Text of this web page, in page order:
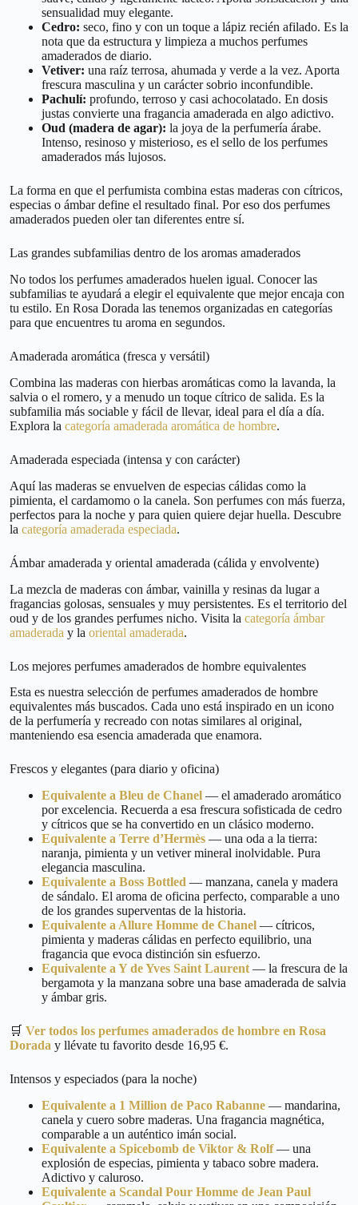
sensualidad muy elegante.
Cedro: seco, fino y con un toque a lápiz recién afilado. Es la
nota que da estructura y limpieza a muchos perfumes
amaderados de diario.
Vetiver: una raíz terrosa, ahumada y verde a la vez. Aporta
frescura masculina y un carácter sobrio inconfundible.
Pachulí: profundo, terroso y casi achocolatado. En dosis
justas convierte una fragancia amaderada en algo adictivo.
Oud (madera de agar): la joya de la perfumería árabe.
Intenso, resinoso y misterioso, es el sello de los perfumes
amaderados más lujosos.
La forma en que el perfumista combina estas maderas con cítricos,
especias o ámbar define el resultado final. Por eso dos perfumes
amaderados pueden oler tan diferentes entre sí.
Las grandes subfamilias dentro de los aromas amaderados
No todos los perfumes amaderados huelen igual. Conocer las
subfamilias te ayudará a elegir el equivalente que mejor encaja con
tu estilo. En Rosa Dorada las tenemos organizadas en categorías
para que encuentres tu aroma en segundos.
Amaderada aromática (fresca y versátil)
Combina las maderas con hierbas aromáticas como la lavanda, la
salvia o el romero, y a menudo un toque cítrico de salida. Es la
subfamilia más sociable y fácil de llevar, ideal para el día a día.
Explora la categoría amaderada aromática de hombre.
Amaderada especiada (intensa y con carácter)
Aquí las maderas se envuelven de especias cálidas como la
pimienta, el cardamomo o la canela. Son perfumes con más fuerza,
perfectos para la noche y para quien quiere dejar huella. Descubre
la categoría amaderada especiada.
Ámbar amaderada y oriental amaderada (cálida y envolvente)
La mezcla de maderas con ámbar, vainilla y resinas da lugar a
fragancias golosas, sensuales y muy persistentes. Es el territorio del
oud y de los grandes perfumes nicho. Visita la categoría ámbar
amaderada y la oriental amaderada.
Los mejores perfumes amaderados de hombre equivalentes
Esta es nuestra selección de perfumes amaderados de hombre
equivalentes más buscados. Cada uno está inspirado en un icono
de la perfumería y recreado con notas similares al original,
manteniendo esa esencia amaderada que enamora.
Frescos y elegantes (para diario y oficina)
Equivalente a Bleu de Chanel — el amaderado aromático
por excelencia. Recuerda a esa frescura sofisticada de cedro
y cítricos que se ha convertido en un clásico moderno.
Equivalente a Terre d’Hermès — una oda a la tierra:
naranja, pimienta y un vetiver mineral inolvidable. Pura
elegancia masculina.
Equivalente a Boss Bottled — manzana, canela y madera
de sándalo. El aroma de oficina perfecto, comparable a uno
de los grandes superventas de la historia.
Equivalente a Allure Homme de Chanel — cítricos,
pimienta y maderas cálidas en perfecto equilibrio, una
fragancia que evoca distinción sin esfuerzo.
Equivalente a Y de Yves Saint Laurent — la frescura de la
bergamota y la manzana sobre una base amaderada de salvia
y ámbar gris.
🛒 Ver todos los perfumes amaderados de hombre en Rosa
Dorada y llévate tu favorito desde 16,95 €.
Intensos y especiados (para la noche)
Equivalente a 1 Million de Paco Rabanne — mandarina,
canela y cuero sobre maderas. Una fragancia magnética,
comparable a un auténtico imán social.
Equivalente a Spicebomb de Viktor & Rolf— una
explosión de especias, pimienta y tabaco sobre madera.
Adictivo y caluroso.
Equivalente a Scandal Pour Homme de Jean Paul